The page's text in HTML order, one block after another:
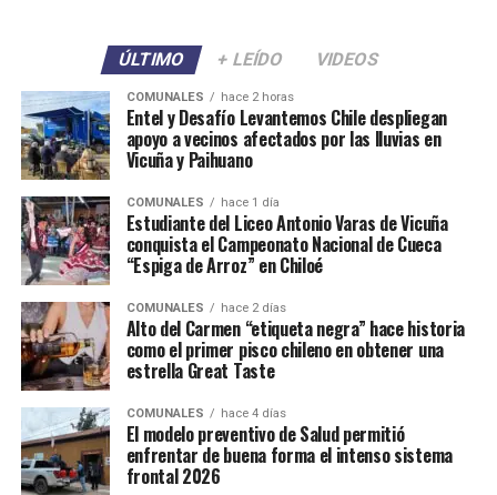
ÚLTIMO + LEÍDO VIDEOS
COMUNALES hace 2 horas
Entel y Desafío Levantemos Chile despliegan
apoyo a vecinos afectados por las lluvias en
Vicuña y Paihuano
COMUNALES hace 1 día
Estudiante del Liceo Antonio Varas de Vicuña
conquista el Campeonato Nacional de Cueca
“Espiga de Arroz” en Chiloé
COMUNALES hace 2 días
Alto del Carmen “etiqueta negra” hace historia
como el primer pisco chileno en obtener una
estrella Great Taste
COMUNALES hace 4 días
El modelo preventivo de Salud permitió
enfrentar de buena forma el intenso sistema
frontal 2026